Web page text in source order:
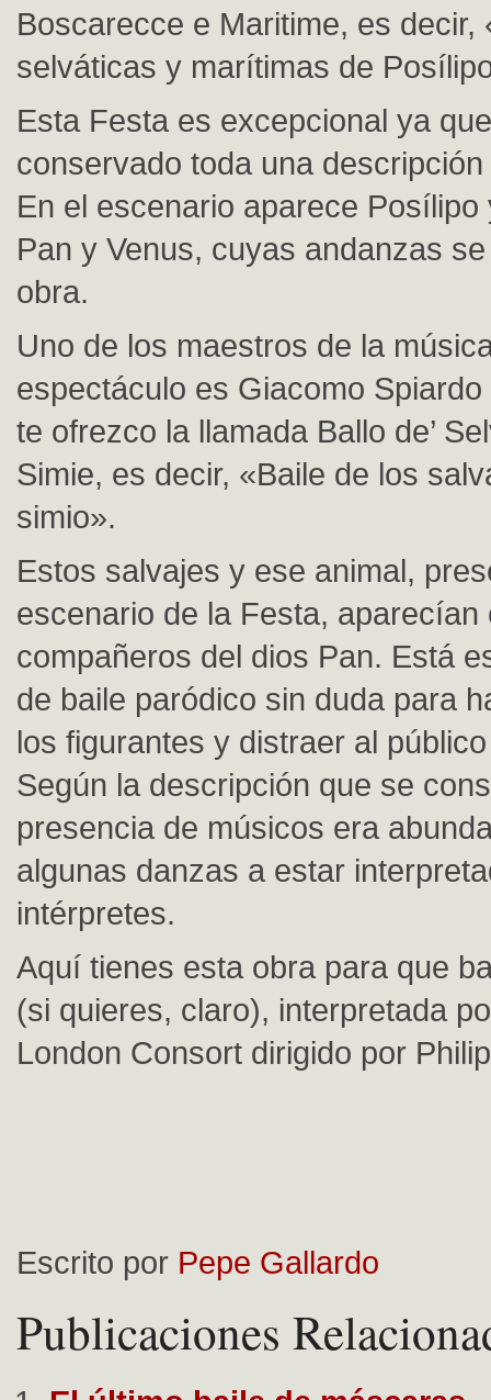
Boscarecce e Maritime, es decir,
selváticas y marítimas de
Esta Festa es excepcional ya
conservado toda una
En el escenario aparece Posílipo
Pan y Venus, cuyas andanzas
obra.
Uno de los maestros de la
espectáculo es Giacomo
te ofrezco la llamada Ballo de’
Simie, es decir, «Baile de los
simio».
Estos salvajes y ese animal,
escenario de la Festa, aparecían
compañeros del dios Pan. Está
de baile paródico sin duda para
los figurantes y distraer al
Según la descripción que se
presencia de músicos era
algunas danzas a estar
intérpretes.
Aquí tienes esta obra para que
(si quieres, claro), interpretada
London Consort dirigido por
Escrito por Pepe Gallardo
Publicaciones